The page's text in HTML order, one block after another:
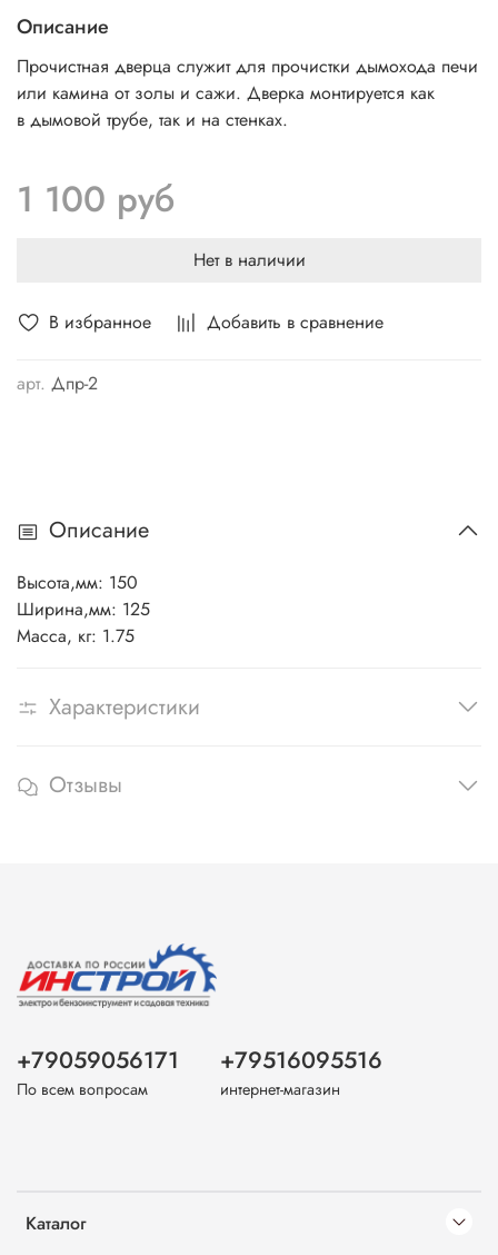
В избранное Добавить в сравнение
арт. Дпр-2
Описание
Прочистная дверца служит для прочистки дымохода печи
или камина от золы и сажи. Дверка монтируется как
в дымовой трубе, так и на стенках.
1 100 руб
Нет в наличии
Описание
Высота,мм: 150
Ширина,мм: 125
Масса, кг: 1.75
Характеристики
Отзывы
Каталог
+79059056171
По всем вопросам
+79516095516
интернет-магазин